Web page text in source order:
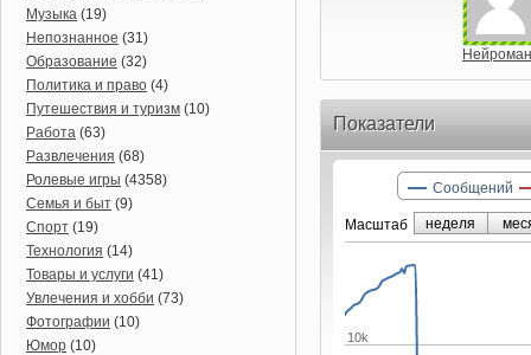
Музыка (19)
Непознанное (31)
Образование (32)
Политика и право (4)
Путешествия и туризм (10)
Работа (63)
Развлечения (68)
Ролевые игры (4358)
Семья и быт (9)
Спорт (19)
Технология (14)
Товары и услуги (41)
Увлечения и хобби (73)
Фотографии (10)
Юмор (10)
Показатели
Маcштаб
10k
Сообщений
неделя